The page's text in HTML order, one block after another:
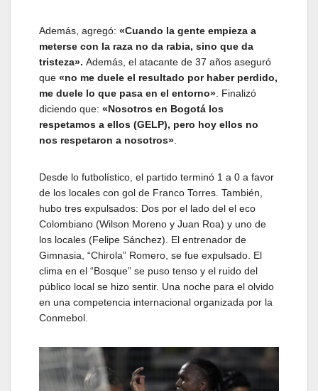
Además, agregó: «Cuando la gente empieza a
meterse con la raza no da rabia, sino que da
tristeza». Además, el atacante de 37 años aseguró
que «no me duele el resultado por haber perdido,
me duele lo que pasa en el entorno» . Finalizó
diciendo que: «Nosotros en Bogotá los
respetamos a ellos (GELP), pero hoy ellos no
nos respetaron a nosotros»
Desde lo futbolístico, el partido terminó 1 a 0 a favor
de los locales con gol de Franco Torres. También,
hubo tres expulsados: Dos por el lado del el eco
Colombiano (Wilson Moreno y Juan Roa) y uno de
los locales (Felipe Sánchez). El entrenador de
Gimnasia, “Chirola” Romero, se fue expulsado. El
clima en el “Bosque” se puso tenso y el ruido del
público local se hizo sentir. Una noche para el olvido
en una competencia internacional organizada por la
Conmebol.